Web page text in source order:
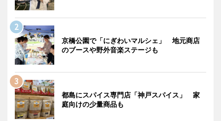
京橋公園で「にぎわいマルシェ」 地元商店
のブースや野外音楽ステージも
都島にスパイス専門店「神戸スパイス」 家
庭向けの少量商品も